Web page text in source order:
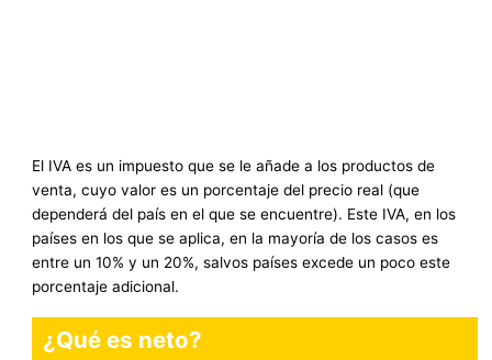
El IVA es un impuesto que se le añade a los productos de
venta, cuyo valor es un porcentaje del precio real (que
dependerá del país en el que se encuentre). Este IVA, en los
países en los que se aplica, en la mayoría de los casos es
entre un 10% y un 20%, salvos países excede un poco este
porcentaje adicional.
¿Qué es neto?